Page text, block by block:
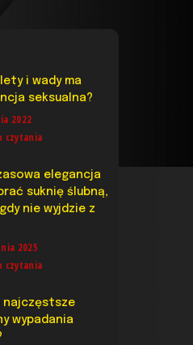
i wady ma
seksualna?
2022
czytania
elegancja
suknię ślubną,
nie wyjdzie z
2025
czytania
najczęstsze
wypadania